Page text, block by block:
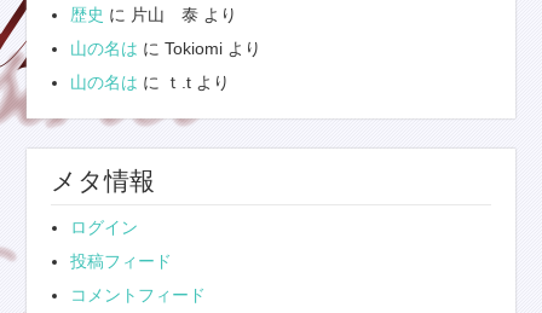
歴史 に 片山 泰 より
山の名は にTokiomi より
山の名は に ｔ.t より
メタ情報
ログイン
投稿フィード
コメントフィード